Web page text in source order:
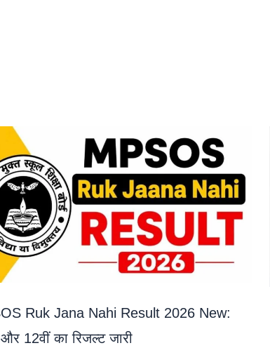
Ruk Jana Nahi Result 2026 New:
12वीं का रिजल्ट जारी